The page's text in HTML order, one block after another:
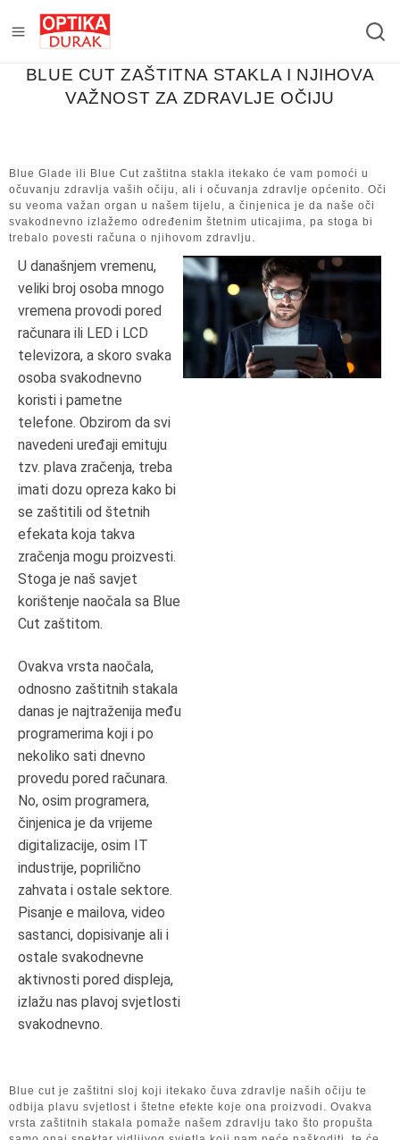
BLUE CUT ZAŠTITNA STAKLA I NJIHOVA
VAŽNOST ZA ZDRAVLJE OČIJU
Blue Glade ili Blue Cut zaštitna stakla itekako će vam pomoći u
očuvanju zdravlja vaših očiju, ali i očuvanja zdravlje općenito. Oči
su veoma važan organ u našem tijelu, a činjenica je da naše oči
svakodnevno izlažemo određenim štetnim uticajima, pa stoga bi
trebalo povesti računa o njihovom zdravlju.
U današnjem vremenu,
veliki broj osoba mnogo
vremena provodi pored
računara ili LED i LCD
televizora, a skoro svaka
osoba svakodnevno
koristi i pametne
telefone. Obzirom da svi
navedeni uređaji emituju
tzv. plava zračenja, treba
imati dozu opreza kako bi
se zaštitili od štetnih
efekata koja takva
zračenja mogu proizvesti.
Stoga je naš savjet
korištenje naočala sa Blue
Cut zaštitom.
Ovakva vrsta naočala,
odnosno zaštitnih stakala
danas je najtraženija među
programerima koji i po
nekoliko sati dnevno
provedu pored računara.
No, osim programera,
činjenica je da vrijeme
digitalizacije, osim IT
industrije, poprilično
zahvata i ostale sektore.
Pisanje e mailova, video
sastanci, dopisivanje ali i
ostale svakodnevne
aktivnosti pored displeja,
izlažu nas plavoj svjetlosti
svakodnevno.
Blue cut je zaštitni sloj koji itekako čuva zdravlje naših očiju te
odbija plavu svjetlost i štetne efekte koje ona proizvodi. Ovakva
vrsta zaštitnih stakala pomaže našem zdravlju tako što propušta